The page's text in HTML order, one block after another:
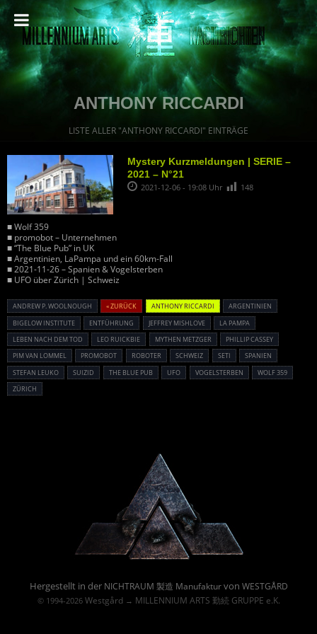
ANTHONY RICCARDI
LISTE ALLER "ANTHONY RICCARDI" EINTRÄGE
Mystery Kurzmeldungen | SERIE –
2021 – N°21
2021-12-06 - 19:08 Uhr 148
■ Wolf 359
■ promobot – Unternehmen
■ “The Blue Pub” in UK
■ Argentinien, LaPampa und ein 60km-Fall
■ 2021-11-26 – Spanien & Vogelsterben
■ UFO über Zürich | Schweiz
ANDREW P. WOOLNOUGH « ZURÜCK ANTHONY RICCARDI
ARGENTINIEN
BIGELOW INSTITUTE
ENTFÜHRUNG JEFFREY MISHLOVE
LA PAMPA
LEBEN NACH DEM TOD
LEO RUICKBIE MYTHEN METZGER
PHILLIP CASSEY
PIM VAN LOMMEL
PROMOBOT ROBOTER SCHWEIZ SETI
SPANIEN
STEFAN LEUKO
SUIZID THE BLUE PUB UFO VOGELSTERBEN
WOLF 359
ZÜRICH
Hergestellt in der NICHTRAUM 製造 Manufakturvon WESTGÅRD
© 1994-2026 Westgård→ MILLENNIUM ARTS 勤続 GRUPPE e.K.
Powered By :